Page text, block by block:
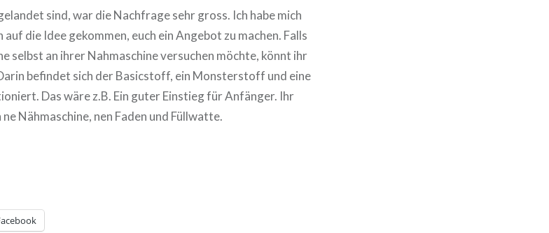
sind, war die Nachfrage sehr gross. Ich habe mich
die Idee gekommen, euch ein Angebot zu machen. Falls
selbst an ihrer Nahmaschine versuchen möchte, könnt ihr
befindet sich der Basicstoff, ein Monsterstoff und eine
Das wäre z.B. Ein guter Einstieg für Anfänger. Ihr
Nähmaschine, nen Faden und Füllwatte.